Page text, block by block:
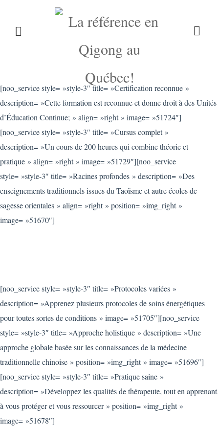
LE QIGONG L’INSTITUT COURS
CALENDRIER BLOG BOUTIQUE
CONTACT
[noo_title title= »Formation de Praticien en Qigong Médical »
sub_title= »Apprenez les fondements de la médecine énergétique
[noo_service style= »style-3″ title= »Certification reconnue »
description= »Cette formation est reconnue et donne droit à des Unités
d’Éducation Continue; » align= »right » image= »51724″]
[noo_service style= »style-3″ title= »Cursus complet »
description= »Un cours de 200 heures qui combine théorie et
pratique » align= »right » image= »51729″][noo_service
style= »style-3″ title= »Racines profondes » description= »Des
enseignements traditionnels issues du Taoïsme et autre écoles de
sagesse orientales » align= »right » position= »img_right »
image= »51670″]
[noo_service style= »style-3″ title= »Protocoles variées »
description= »Apprenez plusieurs protocoles de soins énergétiques
pour toutes sortes de conditions » image= »51705″][noo_service
style= »style-3″ title= »Approche holistique » description= »Une
approche globale basée sur les connaissances de la médecine
traditionnelle chinoise » position= »img_right » image= »51696″]
[noo_service style= »style-3″ title= »Pratique saine »
description= »Développez les qualités de thérapeute, tout en apprenant
à vous protéger et vous ressourcer » position= »img_right »
image= »51678″]